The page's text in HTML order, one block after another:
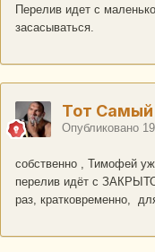
Перелив идет с
засасываться.
Тот Самый
Опубликовано
собственно , Тимофей
перелив идёт с
раз, кратковременно,